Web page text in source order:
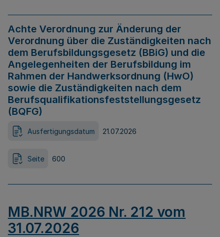
Achte Verordnung zur Änderung der
Verordnung über die Zuständigkeiten nach
dem Berufsbildungsgesetz (BBiG) und die
Angelegenheiten der Berufsbildung im
Rahmen der Handwerksordnung (HwO)
sowie die Zuständigkeiten nach dem
Berufsqualifikationsfeststellungsgesetz
(BQFG)
Ausfertigungsdatum 21.07.2026
Seite 600
MB.NRW 2026 Nr. 212 vom
31.07.2026